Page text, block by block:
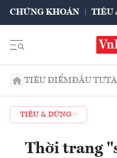
CHỨNG KHOÁN TIÊU
TIÊU ĐIỂMĐẦU TƯ
TIÊU & DÙNG
Thời trang